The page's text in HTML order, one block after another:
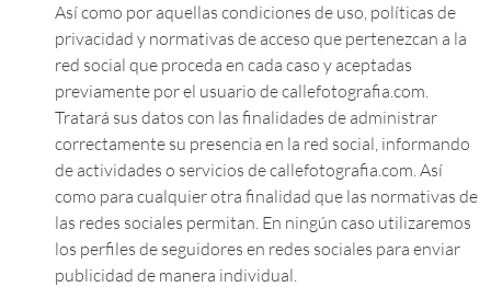
Así como por aquellas condiciones de uso, políticas de
privacidad y normativas de acceso que pertenezcan a la
red social que proceda en cada caso y aceptadas
previamente por el usuario de callefotografia.com.
Tratará sus datos con las finalidades de administrar
correctamente su presencia en la red social, informando
de actividades o servicios de callefotografia.com. Así
como para cualquier otra finalidad que las normativas de
las redes sociales permitan. En ningún caso utilizaremos
los perfiles de seguidores en redes sociales para enviar
publicidad de manera individual.